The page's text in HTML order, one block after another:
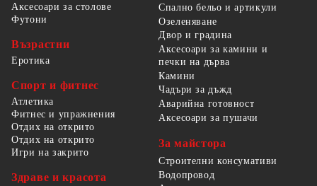
Аксесоари за столове
Футони
Възрастни
Еротика
Спорт и фитнес
Атлетика
Фитнес и упражнения
Отдих на открито
Отдих на открито
Игри на закрито
Здраве и красота
Спално бельо и артикули
Озеленяване
Двор и градина
Аксесоари за камини и
печки на дърва
Камини
Чадъри за дъжд
Аварийна готовност
Аксесоари за пушачи
За майстора
Строителни консумативи
Водопровод